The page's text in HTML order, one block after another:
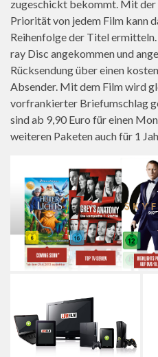
zugeschickt bekommt. Mit
Priorität von jedem Film kann
Reihenfolge der Titel
ray Disc angekommen und
Rücksendung über einen
Absender. Mit dem Film wird
vorfrankierter Briefumschlag
sind ab 9,90 Euro für einen
weiteren Paketen auch für 1